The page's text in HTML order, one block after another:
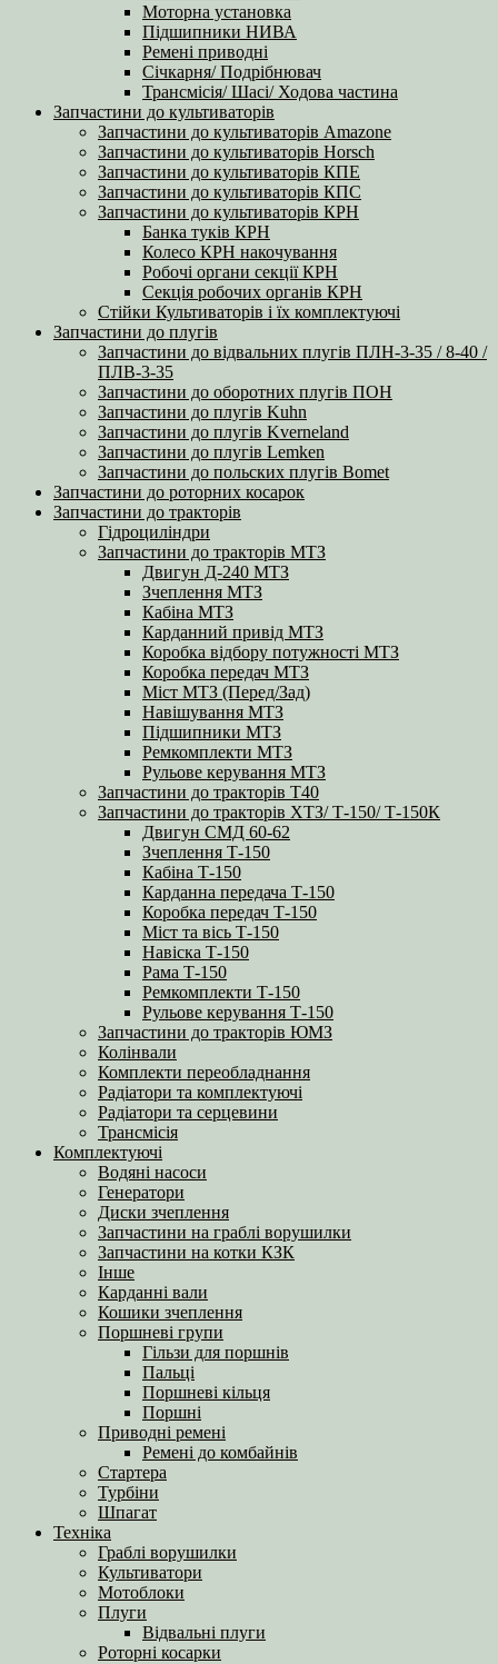
Моторна установка
Підшипники НИВА
Ремені приводні
Січкарня/ Подрібнювач
Трансмісія/ Шасі/ Ходова частина
Запчастини до культиваторів
Запчастини до культиваторів Amazone
Запчастини до культиваторів Horsch
Запчастини до культиваторів КПЕ
Запчастини до культиваторів КПС
Запчастини до культиваторів КРН
Банка туків КРН
Колесо КРН накочування
Робочі органи секції КРН
Секція робочих органів КРН
Стійки Культиваторів і їх комплектуючі
Запчастини до плугів
Запчастини до відвальних плугів ПЛН-3-35 / 8-40 /
ПЛВ-3-35
Запчастини до оборотних плугів ПОН
Запчастини до плугів Kuhn
Запчастини до плугів Kverneland
Запчастини до плугів Lemken
Запчастини до польских плугів Bomet
Запчастини до роторних косарок
Запчастини до тракторів
Гідроциліндри
Запчастини до тракторів МТЗ
Двигун Д-240 МТЗ
Зчеплення МТЗ
Кабіна МТЗ
Карданний привід МТЗ
Коробка відбору потужності МТЗ
Коробка передач МТЗ
Міст МТЗ (Перед/Зад)
Навішування МТЗ
Підшипники МТЗ
Ремкомплекти МТЗ
Рульове керування МТЗ
Запчастини до тракторів Т40
Запчастини до тракторів ХТЗ/ Т-150/ Т-150К
Двигун СМД 60-62
Зчеплення Т-150
Кабіна Т-150
Карданна передача Т-150
Коробка передач Т-150
Міст та вісь Т-150
Навіска Т-150
Рама Т-150
Ремкомплекти Т-150
Рульове керування Т-150
Запчастини до тракторів ЮМЗ
Колінвали
Комплекти переобладнання
Радіатори та комплектуючі
Радіатори та серцевини
Трансмісія
Комплектуючі
Водяні насоси
Генератори
Диски зчеплення
Запчастини на граблі ворушилки
Запчастини на котки КЗК
Інше
Карданні вали
Кошики зчеплення
Поршневі групи
Гільзи для поршнів
Пальці
Поршневі кільця
Поршні
Приводні ремені
Ремені до комбайнів
Стартера
Турбіни
Шпагат
Техніка
Граблі ворушилки
Культиватори
Мотоблоки
Плуги
Відвальні плуги
Роторні косарки